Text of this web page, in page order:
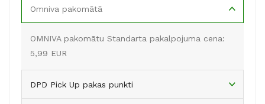
Omniva pakomātā
OMNIVA pakomātu Standarta pakalpojuma cena:
5,99 EUR
DPD Pick Up pakas punkti